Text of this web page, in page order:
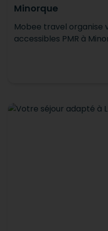
Minorque
Mobee travel organise
accessibles PMR à